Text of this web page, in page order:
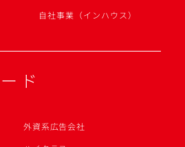
自社事業（インハウス）
ド
外資系広告会社